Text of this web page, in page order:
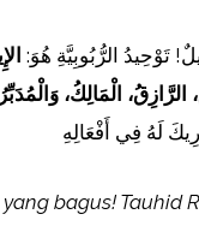
تَوْحِيدُ الرُّبُوبِيَّةِ هُوَ:
الرَّازِقُ، الْمَالِكُ،
bagus! Tauhid